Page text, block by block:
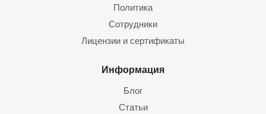
Политика
Сотрудники
Лицензии и сертификаты
Информация
Блог
Статьи